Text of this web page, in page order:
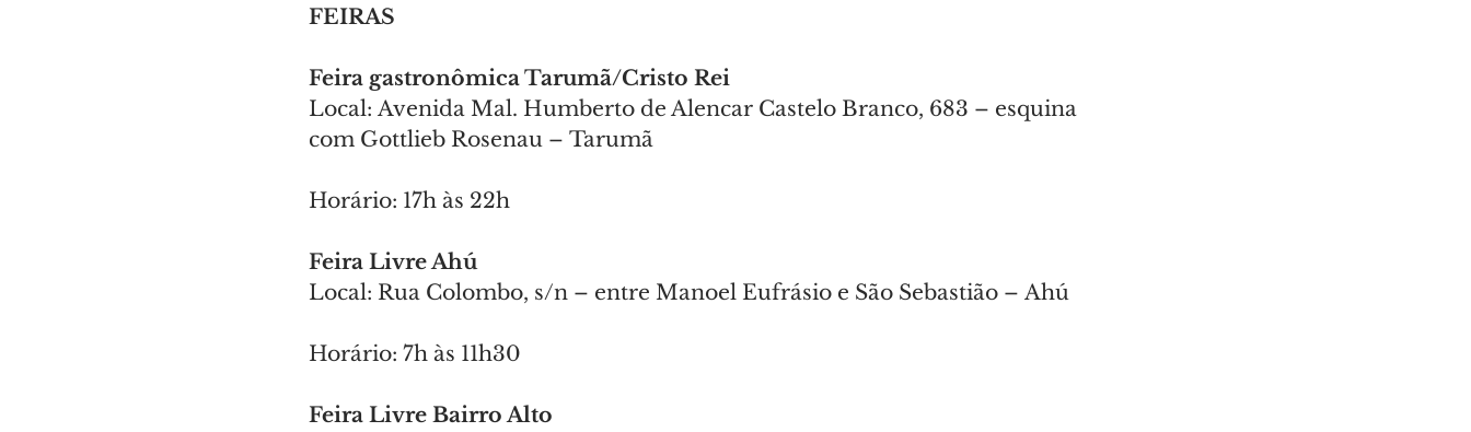
FEIRAS
Feira gastronômica Tarumã/Cristo Rei
Local: Avenida Mal. Humberto de Alencar Castelo Branco, 683 – esquina
com Gottlieb Rosenau – Tarumã
Horário: 17h às 22h
Feira Livre Ahú
Local: Rua Colombo, s/n – entre Manoel Eufrásio e São Sebastião – Ahú
Horário: 7h às 11h30
Feira Livre Bairro Alto